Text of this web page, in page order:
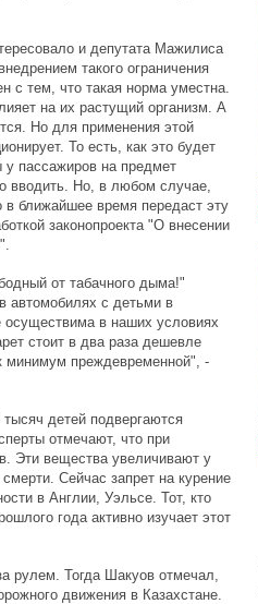
и депутата Мажилиса
такого ограничения
с тем, что такая норма уместна.
на их растущий организм. А
Но для применения этой
То есть, как это будет
у пассажиров на предмет
вводить. Но, в любом случае,
в ближайшее время передаст эту
законопроекта "О внесении
от табачного дыма!"
автомобилях с детьми в
осуществима в наших условиях
стоит в два раза дешевле
минимум преждевременной", -
детей подвергаются
отмечают, что при
Эти вещества увеличивают у
Сейчас запрет на курение
в Англии, Уэльсе. Тот, кто
года активно изучает этот
рулем. Тогда Шакуов отмечал,
движения в Казахстане.